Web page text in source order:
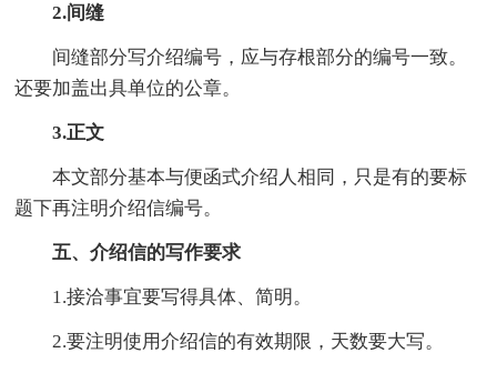
2.间缝
间缝部分写介绍编号，应与存根部分的编号一致。
还要加盖出具单位的公章。
3.正文
本文部分基本与便函式介绍人相同，只是有的要标
题下再注明介绍信编号。
五、介绍信的写作要求
1.接洽事宜要写得具体、简明。
2.要注明使用介绍信的有效期限，天数要大写。